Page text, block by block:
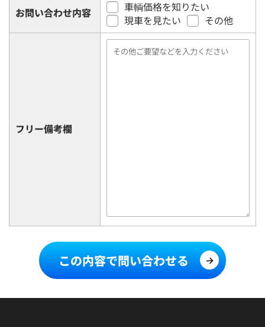
お問い合わせ内容
車輌価格を知りたい
現車を見たい
その他
フリー備考欄
この内容で問い合わせる